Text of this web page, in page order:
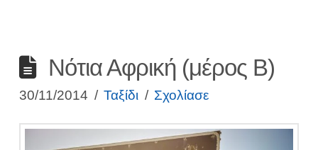
Νότια Αφρική (μέρος Β)
30/11/2014 Ταξίδι Σχολίασε